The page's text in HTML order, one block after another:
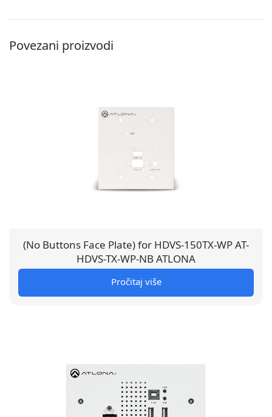
Povezani proizvodi
(No Buttons Face Plate) for HDVS-150TX-WP AT-
HDVS-TX-WP-NB ATLONA
Pročitaj više